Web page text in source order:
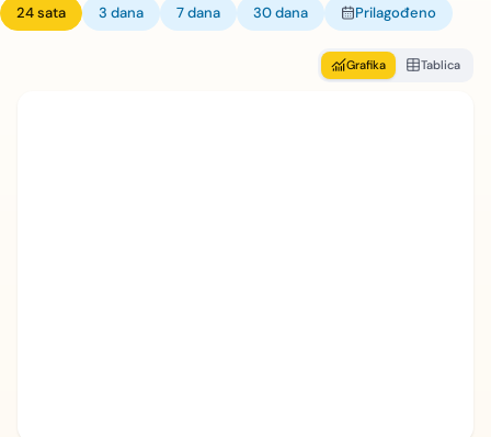
24 sata 3 dana 7 dana 30 dana Prilagođeno
Grafika Tablica